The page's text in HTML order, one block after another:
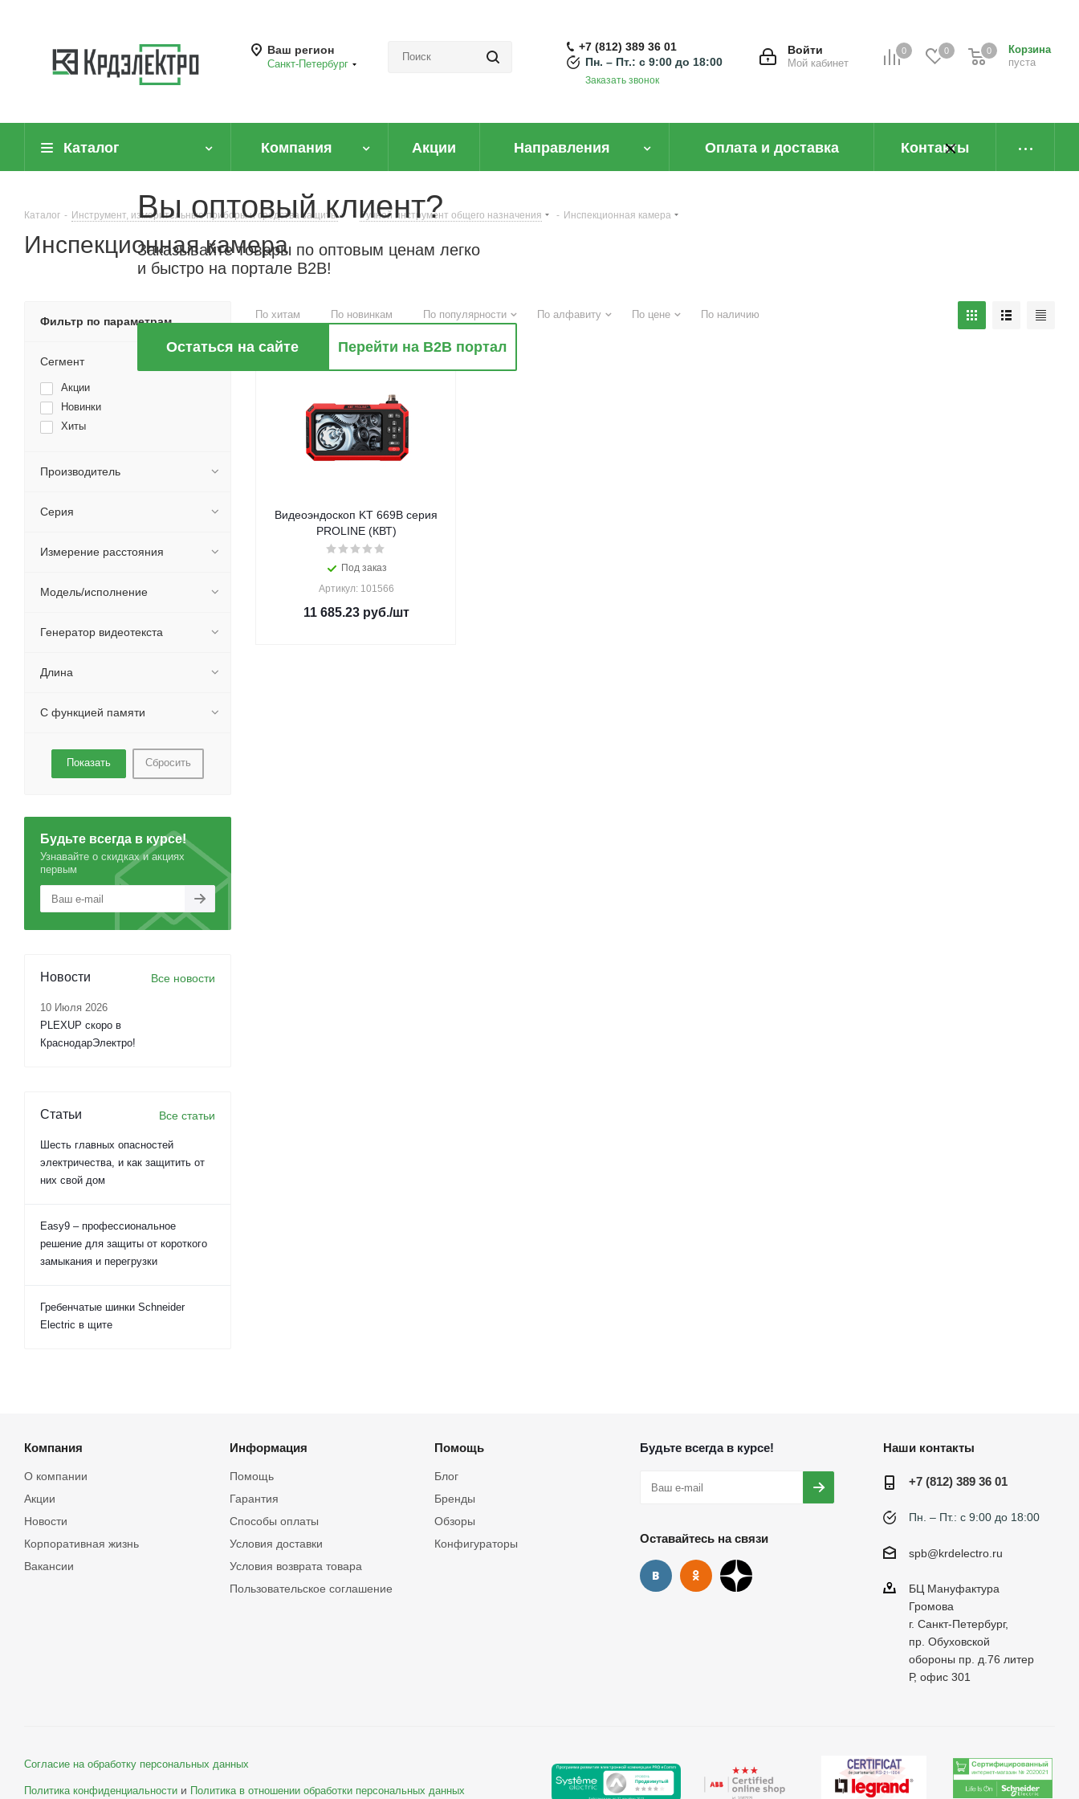
Ваш регион
Санкт-Петербург
0 0
Корзина
пуста
0
Войти
Мой кабинет
+7 (812) 389 36 01
Пн. – Пт.: с 9:00 до 18:00
Заказать звонок
Каталог Компания Акции Направления Оплата и доставка Контакты
Каталог - Инструмент, измерительные приборы и средства защиты - Ручной инструмент общего назначения - Инспекционная камера
Инспекционная камера
По хитам По новинкам По популярности По алфавиту По цене По наличию
Видеоэндоскоп KT 669В серия
PROLINE (КВТ)
Под заказ
Артикул: 101566
11 685.23руб./шт
Фильтр по параметрам
Сегмент
Акции
Новинки
Хиты
Производитель
Серия
Измерение расстояния
Модель/исполнение
Генератор видеотекста
Длина
С функцией памяти
Сбросить
Будьте всегда в курсе!
Узнавайте о скидках и акциях
первым
Новости Все новости
10 Июля 2026
PLEXUP скоро в
КраснодарЭлектро!
Статьи Все статьи
Шесть главных опасностей
электричества, и как защитить от
них свой дом
Easy9 – профессиональное
решение для защиты от короткого
замыкания и перегрузки
Гребенчатые шинки Schneider
Electric в щите
Компания
О компании
Акции
Новости
Корпоративная жизнь
Вакансии
Информация
Помощь
Гарантия
Способы оплаты
Условия доставки
Условия возврата товара
Пользовательское соглашение
Помощь
Блог
Бренды
Обзоры
Конфигураторы
Будьте всегда в курсе!
Оставайтесь на связи
Наши контакты
+7 (812) 389 36 01
Пн. – Пт.: с 9:00 до 18:00
spb@krdelectro.ru
БЦ Мануфактура
Громова
г. Санкт-Петербург,
пр. Обуховской
обороны пр. д.76 литер
Р, офис 301
Согласие на обработку персональных данных
Политика конфиденциальности и Политика в отношении обработки персональных данных
Вы оптовый клиент?
Заказывайте товары по оптовым ценам легко
и быстро на портале B2B!
Остаться на сайте Перейти на B2B портал